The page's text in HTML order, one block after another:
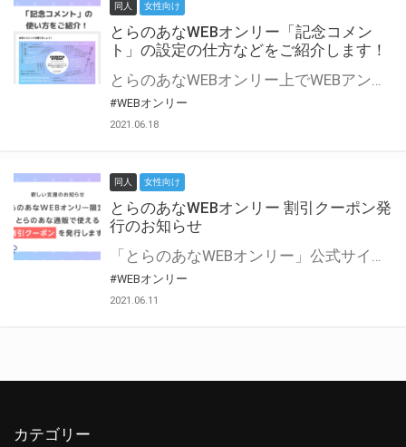
同人 女性向け
とらのあなWEBオンリー「記念コメン
ト」の設定の仕方などをご紹介します！
とらのあなWEBオンリー上でWEBアンソロジーが作成できる「記念コメント」について、その使い方や作成手順を解説します！ 支援タイプを「サークル参加型」「サークル参加型・マルシェ(イベント会場)機能付き」でお申し込みいただいている主催者様はぜひご活用ください♪ とらのあなWEBオンリーサイトはこちら
#WEBオンリー
2021.06.18
同人 女性向け
とらのあなWEBオンリー 割引クーポン発
行のお知らせ
「とらのあなWEBオンリー」公式サイトでとらのあな通販の「割引クーポン」を配布中！ イベントごとに開催当日限定で使える割引クーポンのシリアルコードを発行します。 とらのあなWEBオンリーのページをチェックして、イベント当日にお得にお買い物を楽しみましょう♪ ※本キャンペーンは予告なく終了する場合がございます。 とらのあなWEBオンリーサイトはこちら
#WEBオンリー
2021.06.11
カテゴリー